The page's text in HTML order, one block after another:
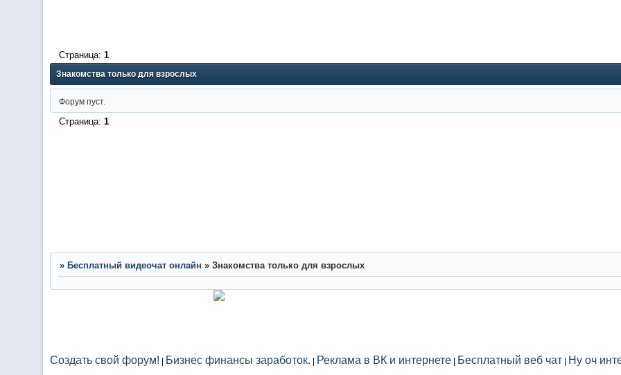
Знакомства только для взрослых
Страница: 1
Форум пуст.
Страница: 1
» Бесплатный видеочат онлайн » Знакомства только для взрослых
Создать свой форум! Бизнес финансы заработок. Реклама в ВК и интернете Бесплатный веб чат Ну оч